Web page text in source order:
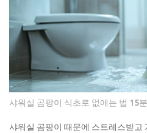
은 어떻게 버려야 할까요? 면봉은 그
량제 봉투에 넣어서 버리는 게 가장
통 하나 놓고 거기에 모았다가 한 번
실에 작은 쓰레기통을 두고 있어요.
Leica M11-P has recently
that defies standard consumer
months of this year, we have
decoupling where the M11-P
thinning while the legacy M10-
blue-chip commodity. This is
but a fundamental shift in how
worth users perceive the
reliability, and the elusive
샤워실 곰팡이 식초로 없애는 법 15
샤워실 곰팡이 때문에 스트레스받고